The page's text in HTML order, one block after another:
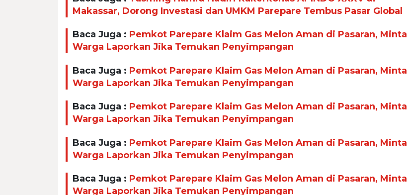
Makassar, Dorong Investasi dan UMKM Parepare Tembus Pasar Global
Baca Juga : Pemkot Parepare Klaim Gas Melon Aman di Pasaran, Minta
Warga Laporkan Jika Temukan Penyimpangan
Baca Juga : Pemkot Parepare Klaim Gas Melon Aman di Pasaran, Minta
Warga Laporkan Jika Temukan Penyimpangan
Baca Juga : Pemkot Parepare Klaim Gas Melon Aman di Pasaran, Minta
Warga Laporkan Jika Temukan Penyimpangan
Baca Juga : Pemkot Parepare Klaim Gas Melon Aman di Pasaran, Minta
Warga Laporkan Jika Temukan Penyimpangan
Baca Juga : Pemkot Parepare Klaim Gas Melon Aman di Pasaran, Minta
Warga Laporkan Jika Temukan Penyimpangan